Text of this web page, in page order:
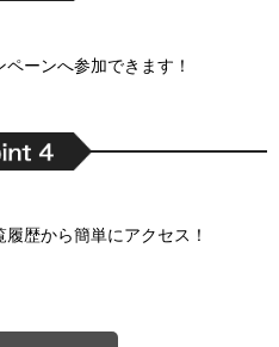
ーンへ参加できます！
歴から簡単にアクセス！